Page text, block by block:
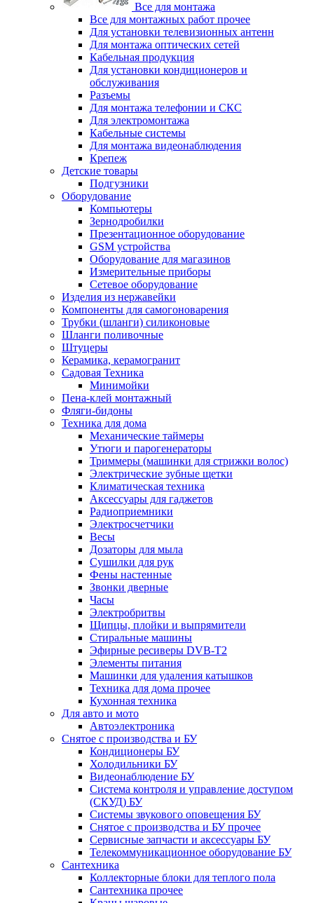
Все для монтажа
Все для монтажных работ прочее
Для установки телевизионных антенн
Для монтажа оптических сетей
Кабельная продукция
Для установки кондиционеров и
обслуживания
Разъемы
Для монтажа телефонии и СКС
Для электромонтажа
Кабельные системы
Для монтажа видеонаблюдения
Крепеж
Детские товары
Подгузники
Оборудование
Компьютеры
Зернодробилки
Презентационное оборудование
GSM устройства
Оборудование для магазинов
Измерительные приборы
Сетевое оборудование
Изделия из нержавейки
Компоненты для самогоноварения
Трубки (шланги) силиконовые
Шланги поливочные
Штуцеры
Керамика, керамогранит
Садовая Техника
Минимойки
Пена-клей монтажный
Фляги-бидоны
Техника для дома
Механические таймеры
Утюги и парогенераторы
Триммеры (машинки для стрижки волос)
Электрические зубные щетки
Климатическая техника
Аксессуары для гаджетов
Радиоприемники
Электросчетчики
Весы
Дозаторы для мыла
Сушилки для рук
Фены настенные
Звонки дверные
Часы
Электробритвы
Щипцы, плойки и выпрямители
Стиральные машины
Эфирные ресиверы DVB-T2
Элементы питания
Машинки для удаления катышков
Техника для дома прочее
Кухонная техника
Для авто и мото
Автоэлектроника
Снятое с производства и БУ
Кондиционеры БУ
Холодильники БУ
Видеонаблюдение БУ
Система контроля и управление доступом
(СКУД) БУ
Системы звукового оповещения БУ
Снятое с производства и БУ прочее
Сервисные запчасти и аксессуары БУ
Телекоммуникационное оборудование БУ
Сантехника
Коллекторные блоки для теплого пола
Сантехника прочее